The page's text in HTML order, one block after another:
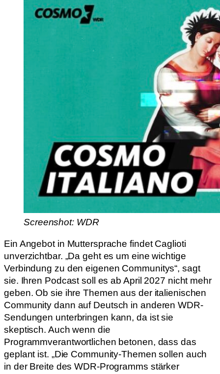
Screenshot: WDR
Ein Angebot in Muttersprache findet Caglioti
unverzichtbar. „Da geht es um eine wichtige
Verbindung zu den eigenen Communitys“, sagt
sie. Ihren Podcast soll es ab April 2027 nicht mehr
geben. Ob sie ihre Themen aus der italienischen
Community dann auf Deutsch in anderen WDR-
Sendungen unterbringen kann, da ist sie
skeptisch. Auch wenn die
Programmverantwortlichen betonen, dass das
geplant ist. „Die Community-Themen sollen auch
in der Breite des WDR-Programms stärker